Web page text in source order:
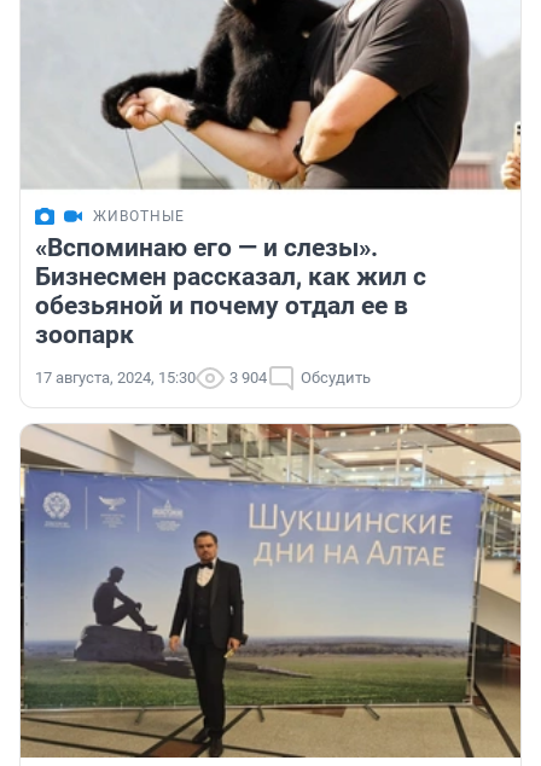
ЖИВОТНЫЕ
«Вспоминаю его — и слезы».
Бизнесмен рассказал, как жил с
обезьяной и почему отдал ее в
зоопарк
17 августа, 2024, 15:30 3 904 Обсудить